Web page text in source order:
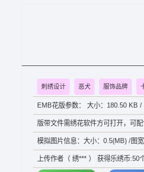
刺绣设计 恶犬 服饰品牌
EMB花版参数： 大小：180.50 KB
版带文件需绣花软件方可打开，可
模拟图片信息：大小：0.5(MB) /图
上传作者（ 绣*** ） 获得乐绣币:50